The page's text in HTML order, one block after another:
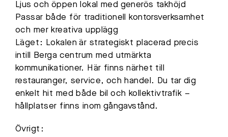
Ljus och öppen lokal med generös takhöjd
Passar både för traditionell kontorsverksamhet
och mer kreativa upplägg
Läget: Lokalen är strategiskt placerad precis
intill Berga centrum med utmärkta
kommunikationer. Här finns närhet till
restauranger, service, och handel. Du tar dig
enkelt hit med både bil och kollektivtrafik –
hållplatser finns inom gångavstånd.
Övrigt: